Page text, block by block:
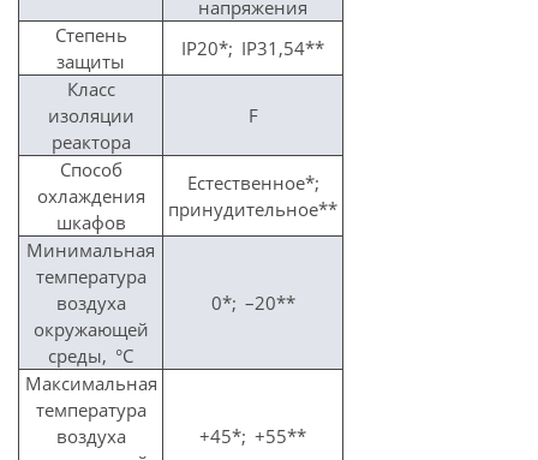
напряжения
Степень
защиты
IP20*; IP31,54**
Класс
изоляции
реактора
F
Способ
охлаждения
шкафов
Естественное*;
принудительное**
Минимальная
температура
воздуха
окружающей
среды, °С
0*; –20**
Максимальная
температура
воздуха
+45*; +55**